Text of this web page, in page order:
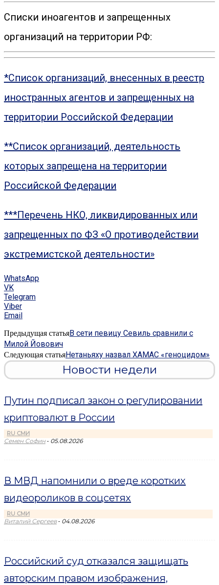
Списки иноагентов и запрещенных
организаций на территории РФ:
*Список организаций, внесенных в реестр
иностранных агентов и запрещенных на
территории Российской Федерации
**Список организаций, деятельность
которых запрещена на территории
Российской Федерации
***Перечень НКО, ликвидированных или
запрещенных по ФЗ «О противодействии
экстремистской деятельности»
WhatsApp
VK
Telegram
Viber
Email
Предыдущая статьяВ сети певицу Севиль сравнили с
Милой Йовович
Следующая статьяНетаньяху назвал ХАМАС «геноцидом»
Новости недели
Путин подписал закон о регулировании
криптовалют в России
RU СМИ
Семен Софин - 05.08.2026
В МВД напомнили о вреде коротких
видеороликов в соцсетях
RU СМИ
Виталий Сергеев - 04.08.2026
Российский суд отказался защищать
авторским правом изображения,